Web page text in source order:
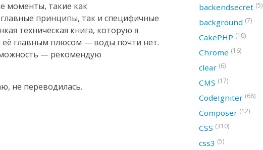
моменты, такие как
принципы, так и специфичные
техническая книга, которую я
её главным плюсом — воды почти нет.
— рекомендую
не переводилась.
backendsecret (5)
background (7)
CakePHP (10)
Chrome (16)
clear (6)
CMS (17)
CodeIgniter (68)
Composer (12)
CSS (310)
css3 (5)